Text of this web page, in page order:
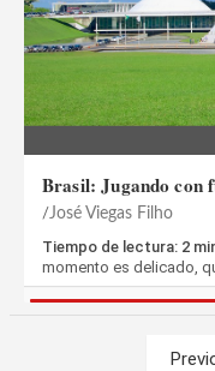
Brasil: Jugando con
José Viegas Filho
Tiempo de lectura: 2
momento es delicado,